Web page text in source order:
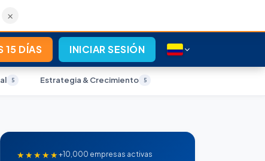
×
15 DÍAS INICIAR SESIÓN
5 Estrategia & Crecimiento 5
★★★★★+10,000 empresas activas